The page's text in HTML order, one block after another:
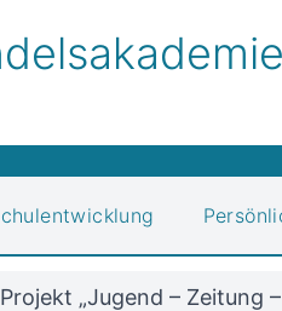
„Jugend – Zeitung